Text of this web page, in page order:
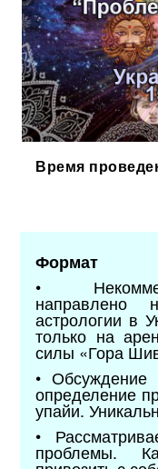
Время
Формат
•
направлено
астрологии в
только на
силы «Гора
• Обсуждение
определение
упайи.
•
проблемы.